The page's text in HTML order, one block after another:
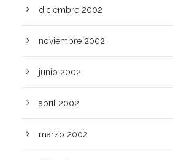
diciembre 2002
noviembre 2002
junio 2002
abril 2002
marzo 2002